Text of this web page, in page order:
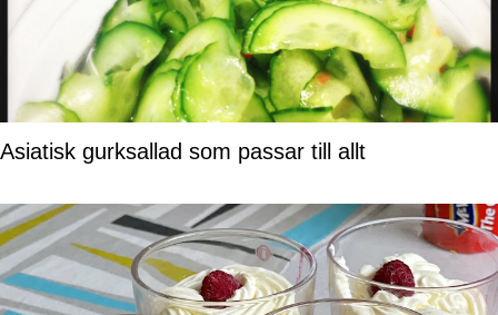
Asiatisk gurksallad som passar till allt